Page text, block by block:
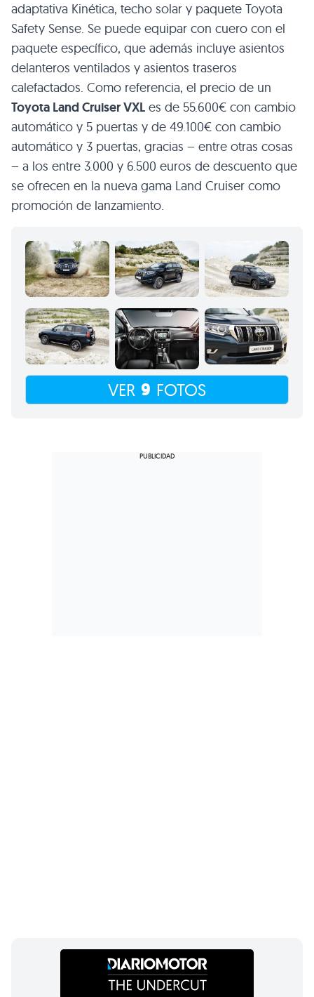
adaptativa Kinética, techo solar y paquete Toyota
Safety Sense. Se puede equipar con cuero con el
paquete específico, que además incluye asientos
delanteros ventilados y asientos traseros
calefactados. Como referencia, el precio de un
Toyota Land Cruiser VXL es de 55.600€ con cambio
automático y 5 puertas y de 49.100€ con cambio
automático y 3 puertas, gracias – entre otras cosas
– a los entre 3.000 y 6.500 euros de descuento que
se ofrecen en la nueva gama Land Cruiser como
promoción de lanzamiento.
VER 9 FOTOS